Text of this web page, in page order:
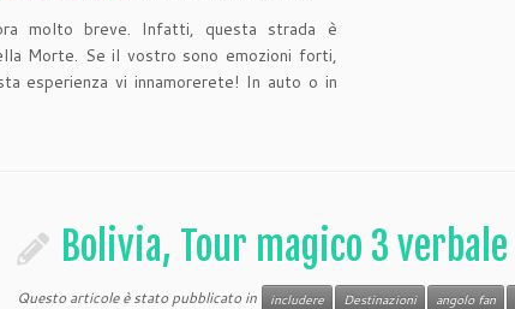
molto breve. Infatti, questa strada è
Morte. Se il vostro sono emozioni forti,
esperienza vi innamorerete! In auto o in
Bolivia, Tour magico 3 verbale
Questo articole è stato pubblicato in includere Destinazioni angolo fan